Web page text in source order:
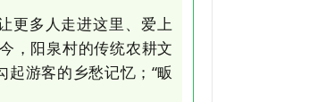
更多人走进这里、爱上
，阳泉村的传统农耕文
起游客的乡愁记忆；“畈